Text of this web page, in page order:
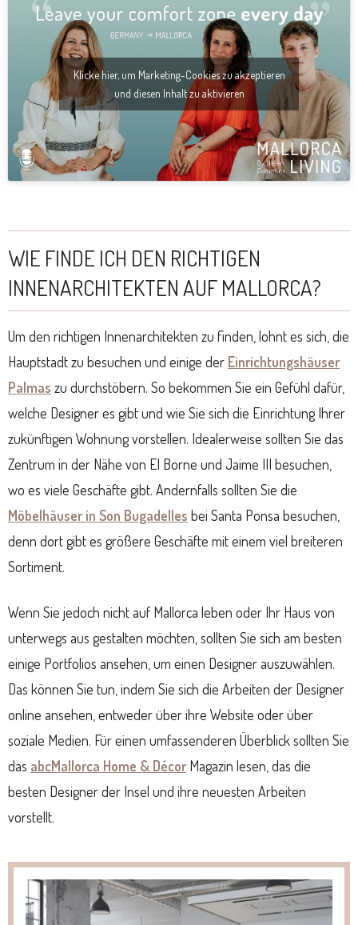
Klicke hier, um Marketing-Cookies zu akzeptieren
und diesen Inhalt zu aktivieren
WIE FINDE ICH DEN RICHTIGEN
INNENARCHITEKTEN AUF MALLORCA?
Um den richtigen Innenarchitekten zu finden, lohnt es sich, die
Hauptstadt zu besuchen und einige der Einrichtungshäuser
Palmas zu durchstöbern. So bekommen Sie ein Gefühl dafür,
welche Designer es gibt und wie Sie sich die Einrichtung Ihrer
zukünftigen Wohnung vorstellen. Idealerweise sollten Sie das
Zentrum in der Nähe von El Borne und Jaime III besuchen,
wo es viele Geschäfte gibt. Andernfalls sollten Sie die
Möbelhäuser in Son Bugadelles bei Santa Ponsa besuchen,
denn dort gibt es größere Geschäfte mit einem viel breiteren
Sortiment.
Wenn Sie jedoch nicht auf Mallorca leben oder Ihr Haus von
unterwegs aus gestalten möchten, sollten Sie sich am besten
einige Portfolios ansehen, um einen Designer auszuwählen.
Das können Sie tun, indem Sie sich die Arbeiten der Designer
online ansehen, entweder über ihre Website oder über
soziale Medien. Für einen umfassenderen Überblick sollten Sie
das abcMallorca Home & DécorMagazin lesen, das die
besten Designer der Insel und ihre neuesten Arbeiten
vorstellt.